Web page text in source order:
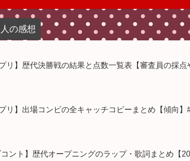
プリ2024
審査員の点数&
ト2023
人的な感想 人的な
査&点数【「つ
#THE_W
動画を視聴しての個人的 動画を視聴
ンプリ2022・一回戦(前
の感想
リ】歴代決勝戦の結果と点数一覧表【審査員の採
リ】出場コンビの全キャッチコピーまとめ【傾向】
コント】歴代オープニングのラップ・歌詞まとめ【